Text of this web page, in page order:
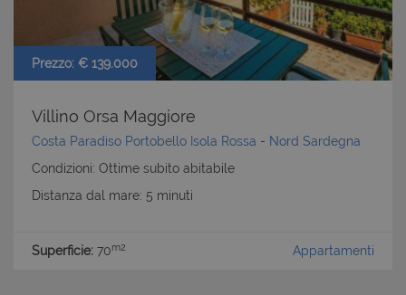
Prezzo: € 139.000
Villino Orsa Maggiore
Costa Paradiso Portobello Isola Rossa - Nord Sardegna
Condizioni: Ottime subito abitabile
Distanza dal mare: 5 minuti
Superficie: 70m2 Appartamenti